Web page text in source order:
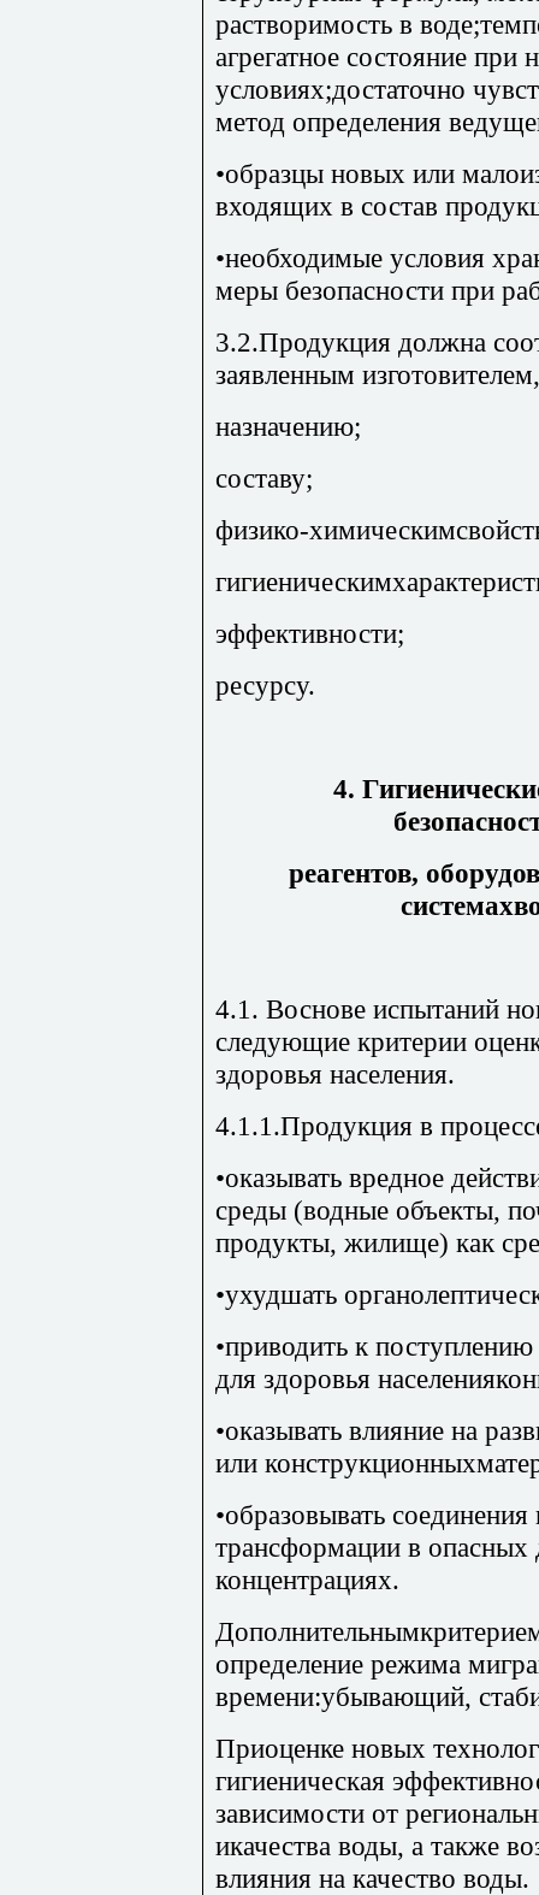
растворимость в
агрегатное состояние при
условиях;достаточно
метод определения
•образцы новых или
входящих в состав
•необходимые условия
меры безопасности при
3.2.Продукция должна
заявленным
назначению;
составу;
физико-
эффективности;
ресурсу.
4.
реагентов,
4.1. Воснове испытаний
следующие критерии
здоровья населения.
4.1.1.Продукция в
•оказывать вредное
среды (водные объекты,
продукты, жилище) как
•ухудшать
•приводить к
для здоровья
•оказывать влияние на
или
•образовывать
трансформации в опасных
концентрациях.
определение режима
времени:убывающий,
Приоценке новых
гигиеническая
зависимости от
икачества воды, а также
влияния на качество воды.